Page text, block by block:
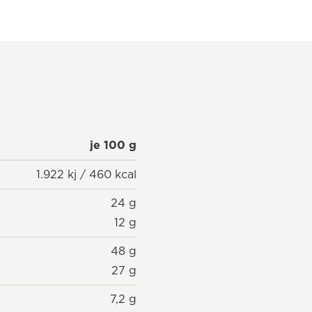
je 100 g
1.922 kj / 460 kcal
24 g
12 g
48 g
27 g
7,2 g